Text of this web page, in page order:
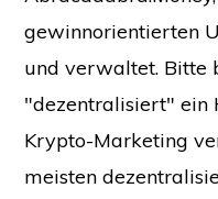
gewinnorientierten
und verwaltet. Bitte
"dezentralisiert" ein
Krypto-Marketing
meisten